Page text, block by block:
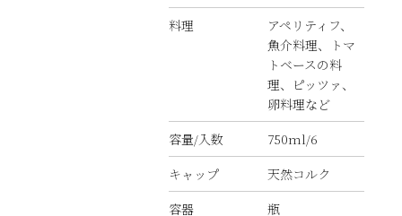
料理
アペリティフ、
魚介料理、トマ
トベースの料
理、ピッツァ、
卵料理など
容量/入数
750ml/6
キャップ
天然コルク
容器
瓶